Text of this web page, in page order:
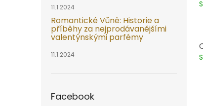
11.1.2024
Romantické Vůně: Historie a
příběhy za nejprodávanějšími
valentýnskými parfémy
11.1.2024
Facebook